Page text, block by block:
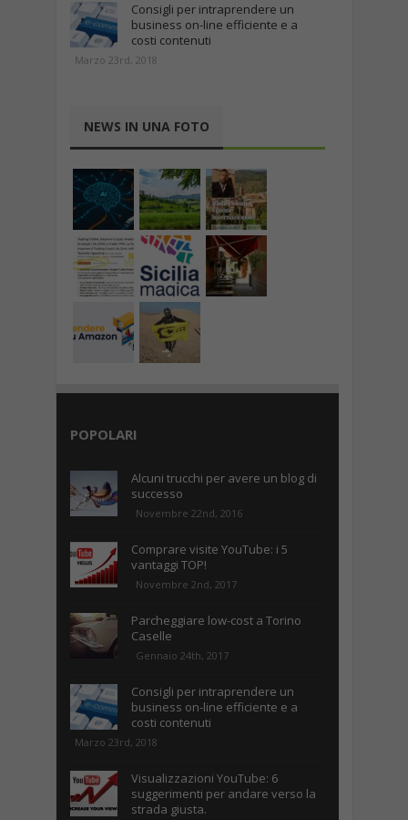
Consigli per intraprendere un
business on-line efficiente e a
costi contenuti
Marzo 23rd, 2018
NEWS IN UNA FOTO
POPOLARI
Alcuni trucchi per avere un blog di
successo
Novembre 22nd, 2016
Comprare visite YouTube: i 5
vantaggi TOP!
Novembre 2nd, 2017
Parcheggiare low-cost a Torino
Caselle
Gennaio 24th, 2017
Consigli per intraprendere un
business on-line efficiente e a
costi contenuti
Marzo 23rd, 2018
Visualizzazioni YouTube: 6
suggerimenti per andare verso la
strada giusta.